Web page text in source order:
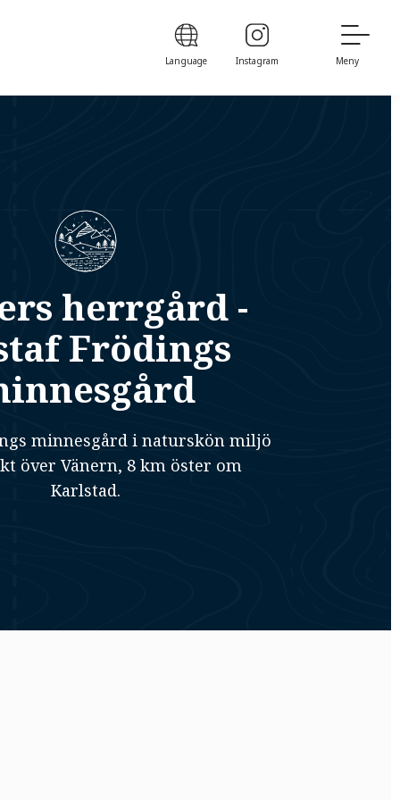
Language Instagram Meny
herrgård -
Frödings
minnesgård i naturskön miljö
över Vänern, 8 km öster om
Karlstad.